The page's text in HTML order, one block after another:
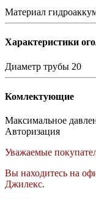
Материал
Характеристики
Диаметр трубы 20
Комлектующие
Максимальное
Авторизация
Уважаемые
Вы находитесь на
Джилекс.